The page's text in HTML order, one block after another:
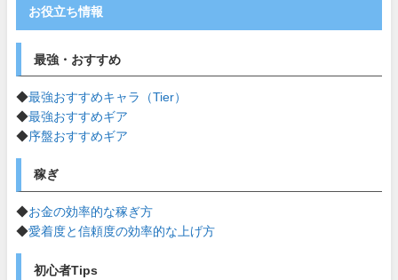
お役立ち情報
最強・おすすめ
◆最強おすすめキャラ（Tier）
◆最強おすすめギア
◆序盤おすすめギア
稼ぎ
◆お金の効率的な稼ぎ方
◆愛着度と信頼度の効率的な上げ方
初心者Tips